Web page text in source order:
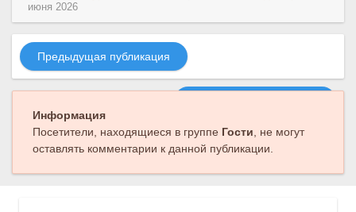
июня 2026
Предыдущая публикация
Информация
Посетители, находящиеся в группе Гости, не могут
оставлять комментарии к данной публикации.